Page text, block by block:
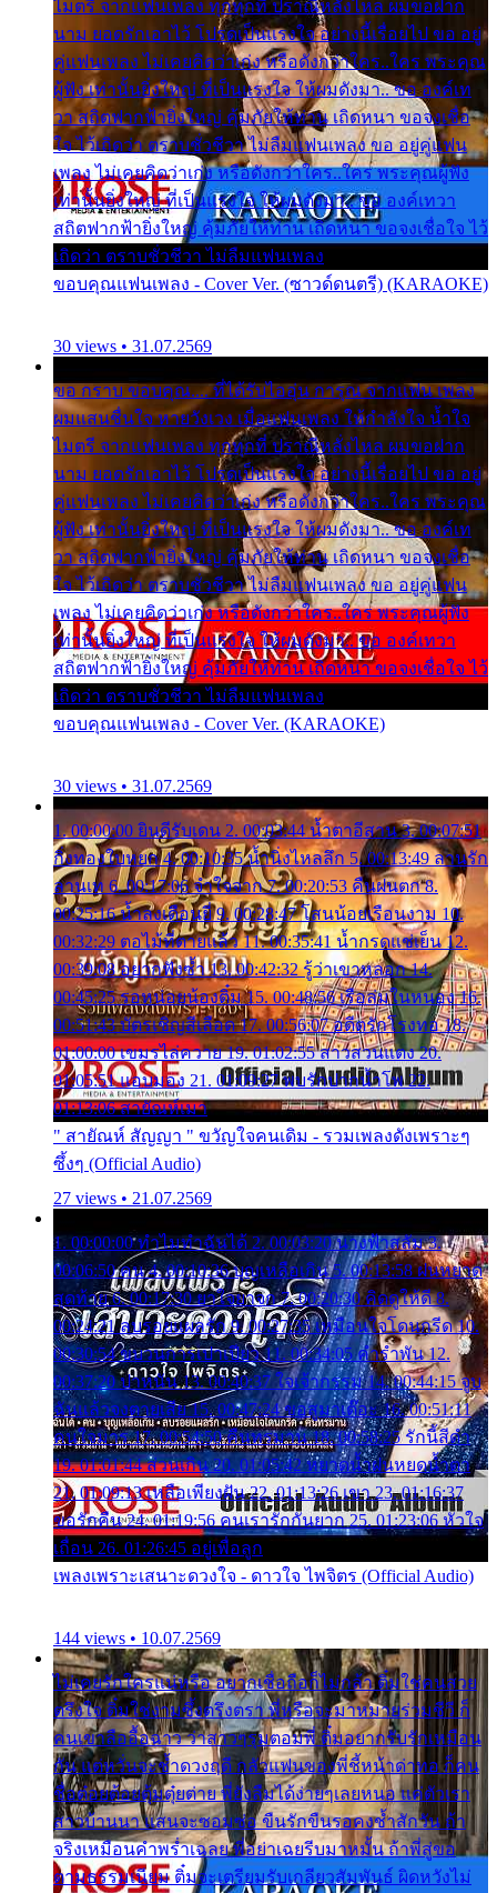
ไมตรี จากแฟนเพลง ทุกทุกที่ ปราณีหลั่งไหล ผมขอฝาก
นาม ยอดรักเอาไว้ โปรดเป็นแรงใจ อย่างนี้เรื่อยไป ขอ อยู่
คู่แฟนเพลง ไม่เคยคิดว่าเก่ง หรือดังกว่าใคร..ใคร พระคุณ
ผู้ฟัง เท่านั้นยิ่งใหญ่ ที่เป็นแรงใจ ให้ผมดังมา.. ขอ องค์เท
วา สถิตฟากฟ้ายิ่งใหญ่ คุ้มภัยให้ท่าน เถิดหนา ขอจงเชื่อ
ใจ ไว้เถิดว่า ตราบชั่วชีวา ไม่ลืมแฟนเพลง ขอ อยู่คู่แฟน
เพลง ไม่เคยคิดว่าเก่ง หรือดังกว่าใคร..ใคร พระคุณผู้ฟัง
เท่านั้นยิ่งใหญ่ ที่เป็นแรงใจ ให้ผมดังมา.. ขอ องค์เทวา
สถิตฟากฟ้ายิ่งใหญ่ คุ้มภัยให้ท่าน เถิดหนา ขอจงเชื่อใจ ไว้
เถิดว่า ตราบชั่วชีวา ไม่ลืมแฟนเพลง
ขอบคุณแฟนเพลง - Cover Ver. (ซาวด์ดนตรี) (KARAOKE)
30 views • 31.07.2569
ขอ กราบ ขอบคุณ.... ที่ได้รับไออุ่น การุณ จากแฟน เพลง
ผมแสนชื่นใจ หายวังเวง เมื่อแฟนเพลง ให้กำลังใจ น้ำใจ
ไมตรี จากแฟนเพลง ทุกทุกที่ ปราณีหลั่งไหล ผมขอฝาก
นาม ยอดรักเอาไว้ โปรดเป็นแรงใจ อย่างนี้เรื่อยไป ขอ อยู่
คู่แฟนเพลง ไม่เคยคิดว่าเก่ง หรือดังกว่าใคร..ใคร พระคุณ
ผู้ฟัง เท่านั้นยิ่งใหญ่ ที่เป็นแรงใจ ให้ผมดังมา.. ขอ องค์เท
วา สถิตฟากฟ้ายิ่งใหญ่ คุ้มภัยให้ท่าน เถิดหนา ขอจงเชื่อ
ใจ ไว้เถิดว่า ตราบชั่วชีวา ไม่ลืมแฟนเพลง ขอ อยู่คู่แฟน
เพลง ไม่เคยคิดว่าเก่ง หรือดังกว่าใคร..ใคร พระคุณผู้ฟัง
เท่านั้นยิ่งใหญ่ ที่เป็นแรงใจ ให้ผมดังมา.. ขอ องค์เทวา
สถิตฟากฟ้ายิ่งใหญ่ คุ้มภัยให้ท่าน เถิดหนา ขอจงเชื่อใจ ไว้
เถิดว่า ตราบชั่วชีวา ไม่ลืมแฟนเพลง
ขอบคุณแฟนเพลง - Cover Ver. (KARAOKE)
30 views • 31.07.2569
1. 00:00:00 ยินดีรับเดน 2. 00:03:44 น้ำตาอีสาน 3. 00:07:51
กิ่งทองใบหยก 4. 00:10:35 น้ำนิ่งไหลลึก 5. 00:13:49 ลานรัก
ลานเท 6. 00:17:06 จำใจจาก 7. 00:20:53 คืนฝนตก 8.
00:25:16 น้ำลงเดือนยี่ 9. 00:28:47 โสนน้อยเรือนงาม 10.
00:32:29 ตอไม้ที่ตายแล้ว 11. 00:35:41 น้ำกรดแช่เย็น 12.
00:39:08 อยากฟังซ้ำ 13. 00:42:32 รู้ว่าเขาหลอก 14.
00:45:25 รอหน่อยน้องติ๋ม 15. 00:48:56 เรือล่มในหนอง 16.
00:51:43 บัตรเชิญสีเลือด 17. 00:56:07 อดีตรักโรงทอ 18.
01:00:00 เขมรไล่ควาย 19. 01:02:55 สาวสวนแตง 20.
01:05:51 แอบมอง 21. 01:09:27 พบรักปากน้ำโพ 22.
01:13:06 สายัณห์เมา
" สายัณห์ สัญญา " ขวัญใจคนเดิม - รวมเพลงดังเพราะๆ
ซึ้งๆ (Official Audio)
27 views • 21.07.2569
1. 00:00:00 ทำไมทำฉันได้ 2. 00:03:20 นางฟ้าสลัม 3.
00:06:50 คน 4. 00:10:36 บุญเหลือเกิน 5. 00:13:58 ฝนหยาด
สุดท้าย 6. 00:17:30 ยาใจยาจก 7. 00:20:30 คิดดูให้ดี 8.
00:24:21 ลบรอยแผลรัก 9. 00:27:35 เหมือนใจโดนกรีด 10.
00:30:54 ขบวนการเปาเปียว 11. 00:34:05 คำรำพัน 12.
00:37:20 ปาหนัน 13. 00:40:37 ใจเจ้ากรรม 14. 00:44:15 จูบ
ฉันแล้วจงตายเสีย 15. 00:47:24 ขอสูมาเต๊อะ 16. 00:51:11
คนใจมาร 17. 00:54:50 คืนทรมาน 18. 00:58:25 รักนี้สีดำ
19. 01:01:44 ส่วนเกิน 20. 01:05:42 หยาดน้ำฝนหยดน้ำตา
21. 01:09:13 เหลือเพียงฝัน 22. 01:13:26 เขา 23. 01:16:37
ขอรักคืน 24. 01:19:56 คนเรารักกันยาก 25. 01:23:06 หัวใจ
เถื่อน 26. 01:26:45 อยู่เพื่อลูก
เพลงเพราะเสนาะดวงใจ - ดาวใจ ไพจิตร (Official Audio)
144 views • 10.07.2569
ไม่เคยรักใครแน่หรือ อยากเชื่อถือก็ไม่กล้า ติ๋มใช่คนสวย
ตรึงใจ ติ๋มใช่งามซึ้งตรึงตรา พี่หรือจะมาหมายร่วมชีวี ก็
คนเขาลืออื้อฉาว ว่าสาวๆรุมตอมพี่ ติ๋มอยากรับรักเหมือน
กัน แต่หวั่นจะช้ำดวงฤดี กลัวแฟนของพี่ชี้หน้าด่าทอ ก็คน
ชื่อต๋อยต้อยตุ้มตุ๋ยต่าย พี่ยังลืมได้ง่ายๆเลยหนอ แค่ตัวเรา
สาวบ้านนา แสนจะซอมซ่อ ขืนรักขืนรอคงช้ำสักวัน ถ้า
จริงเหมือนคำพร่ำเฉลย พี่อย่าเฉยรีบมาหมั้น ถ้าพี่สู่ขอ
ตามธรรมเนียม ติ๋มจะเตรียมรับเกลียวสัมพันธ์ ผิดหวังไม่